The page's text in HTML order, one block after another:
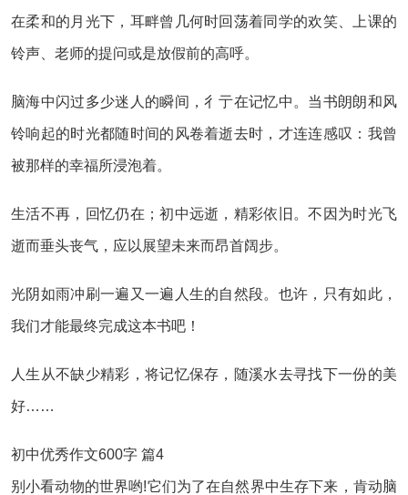
在柔和的月光下，耳畔曾几何时回荡着同学的欢笑、上课的
铃声、老师的提问或是放假前的高呼。
脑海中闪过多少迷人的瞬间，彳亍在记忆中。当书朗朗和风
铃响起的时光都随时间的风卷着逝去时，才连连感叹：我曾
被那样的幸福所浸泡着。
生活不再，回忆仍在；初中远逝，精彩依旧。不因为时光飞
逝而垂头丧气，应以展望未来而昂首阔步。
光阴如雨冲刷一遍又一遍人生的自然段。也许，只有如此，
我们才能最终完成这本书吧！
人生从不缺少精彩，将记忆保存，随溪水去寻找下一份的美
好……
初中优秀作文600字 篇4
别小看动物的世界哟!它们为了在自然界中生存下来，肯动脑